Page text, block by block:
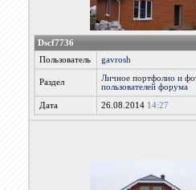
Dscf7736
Пользователь
gavrosh
Раздел
Личное портфолио и
пользователей форума
Дата 26.08.2014 14:27